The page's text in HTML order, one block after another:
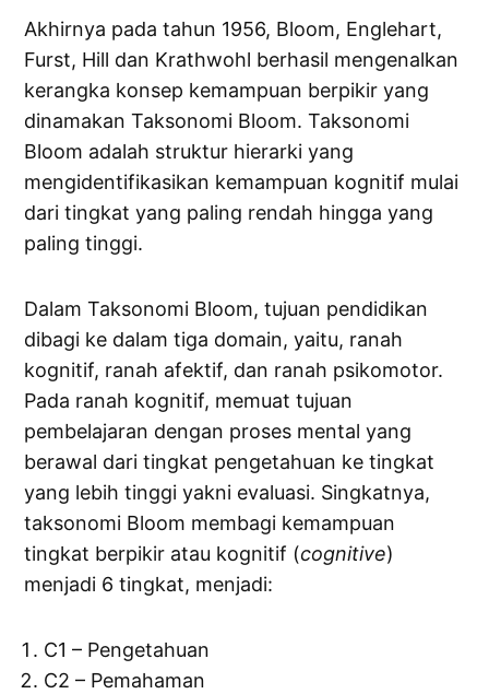
Akhirnya pada tahun 1956, Bloom, Englehart,
Furst, Hill dan Krathwohl berhasil mengenalkan
kerangka konsep kemampuan berpikir yang
dinamakan Taksonomi Bloom. Taksonomi
Bloom adalah struktur hierarki yang
mengidentifikasikan kemampuan kognitif mulai
dari tingkat yang paling rendah hingga yang
paling tinggi.
Dalam Taksonomi Bloom, tujuan pendidikan
dibagi ke dalam tiga domain, yaitu, ranah
kognitif, ranah afektif, dan ranah psikomotor.
Pada ranah kognitif, memuat tujuan
pembelajaran dengan proses mental yang
berawal dari tingkat pengetahuan ke tingkat
yang lebih tinggi yakni evaluasi. Singkatnya,
taksonomi Bloom membagi kemampuan
tingkat berpikir atau kognitif (cognitive)
menjadi 6 tingkat, menjadi:
C1 – Pengetahuan
C2 – Pemahaman